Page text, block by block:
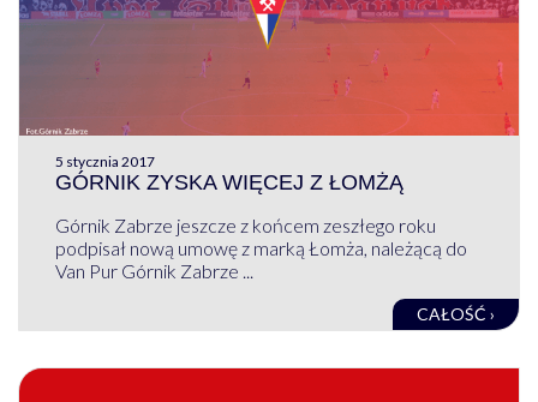
5 stycznia 2017
GÓRNIK ZYSKA WIĘCEJ Z ŁOMŻĄ
Górnik Zabrze jeszcze z końcem zeszłego roku
podpisał nową umowę z marką Łomża, należącą do
Van Pur Górnik Zabrze ...
CAŁOŚĆ ›